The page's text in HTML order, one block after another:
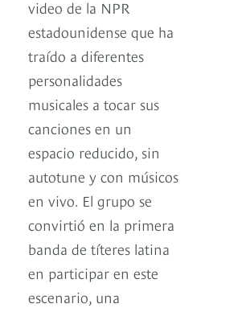
video de la NPR
estadounidense que ha
traído a diferentes
personalidades
musicales a tocar sus
canciones en un
espacio reducido, sin
autotune y con músicos
en vivo. El grupo se
convirtió en la primera
banda de títeres latina
en participar en este
escenario, una